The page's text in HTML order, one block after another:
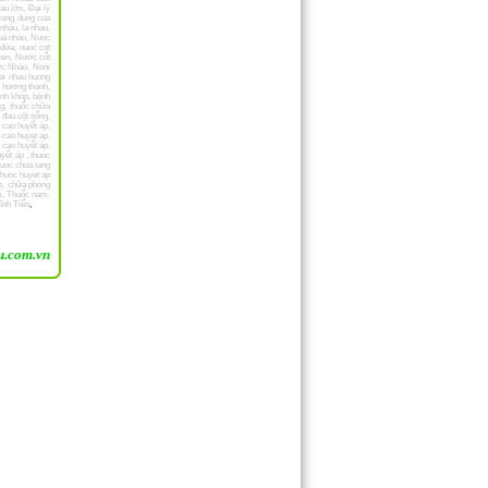
lớn, Đại lý
dung cua
, la nhau,
nhàu, Nuoc
, nuoc cot
, Nước cốt
Nhàu, Noni
nhau huong
hương thanh,
khop, bệnh
, thuốc chữa
đau cột sống,
cao huyết áp,
cao huyet ap,
huyết áp,
áp ,thuoc
chua tang
huyet ap
, chữa phong
,Thuốc nam ,
Tiến,